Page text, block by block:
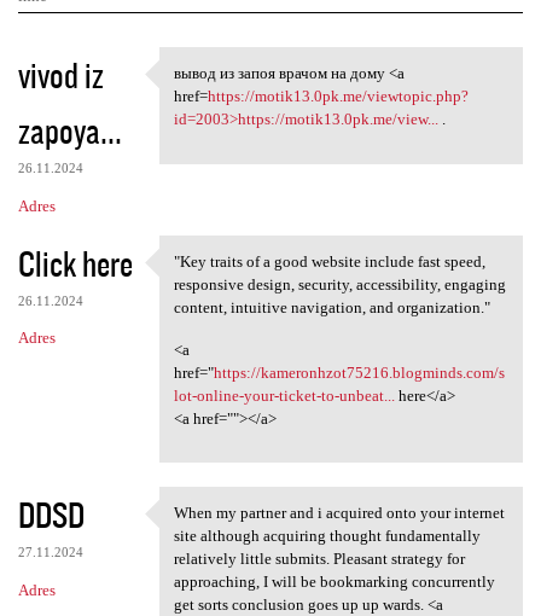
K
o
m
e
n
a
r
z
vivod iz
zapoya...
26.11.2024
Adres
вывод из запоя врачом на дому
вывод из запоя врачом на дому <a
href=https://motik13.0pk.me/viewtopic.php?
id=2003>https://motik13.0pk.me/view....
Click here
26.11.2024
Adres
"Key traits of a good website
"Key traits of a good website include fast speed,
responsive design, security, accessibility, engaging
content, intuitive navigation, and organization."
<a
href="https://kameronhzot75216.blogminds.com/s
lot-online-your-ticket-to-unbeat...
here</a>
<a href=""></a>
DDSD
27.11.2024
Adres
When my partner and i
When my partner and i acquired onto your internet
site although acquiring thought fundamentally
relatively little submits. Pleasant strategy for
approaching, I will be bookmarking concurrently
get sorts conclusion goes up up wards. <a